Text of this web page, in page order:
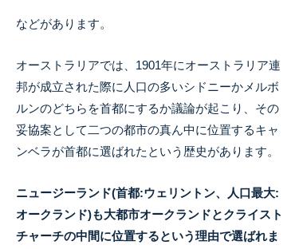
などがあります。
オーストラリアでは、1901年にオーストラリア連
邦が成立された際に人口の多いシドニーかメルボ
ルンのどちらを首都にするか議論が起こり、その
妥協案として二つの都市の真ん中に位置するキャ
ンベラが首都に選ばれたという歴史があります。
ニュージーランド(首都:ウェリントン、人口最大:
オークランド)も大都市オークランドとクライスト
チャーチの中間に位置するという理由で選ばれま